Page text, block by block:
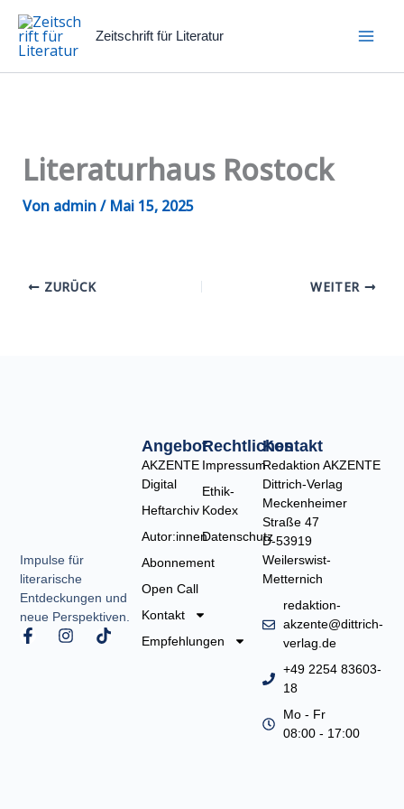
Zum
Inhalt
springen
Zeitschrift für Literatur
Literaturhaus Rostock
Von admin/ Mai 15, 2025
ZURÜCK WEITER
Impulse für
literarische
Entdeckungen und
neue Perspektiven.
F
a
I
n
T
i
Rechtliches
Impressum
Ethik-
Kodex
Datenschutz
Angebot
AKZENTE
Digital
Heftarchiv
Autor:innen
Abonnement
Open Call
Kontakt
Empfehlungen
Kontakt
Redaktion AKZENTE
Dittrich-Verlag
Meckenheimer
Straße 47
D-53919
Weilerswist-
Metternich
redaktion-
akzente@dittrich-
verlag.de
+49 2254 83603-
18
Mo - Fr
08:00 - 17:00